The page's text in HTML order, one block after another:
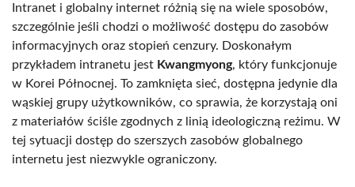
Intranet i globalny internet różnią się na wiele sposobów,
szczególnie jeśli chodzi o możliwość dostępu do zasobów
informacyjnych oraz stopień cenzury. Doskonałym
przykładem intranetu jest Kwangmyong, który funkcjonuje
w Korei Północnej. To zamknięta sieć, dostępna jedynie dla
wąskiej grupy użytkowników, co sprawia, że korzystają oni
z materiałów ściśle zgodnych z linią ideologiczną reżimu. W
tej sytuacji dostęp do szerszych zasobów globalnego
internetu jest niezwykle ograniczony.